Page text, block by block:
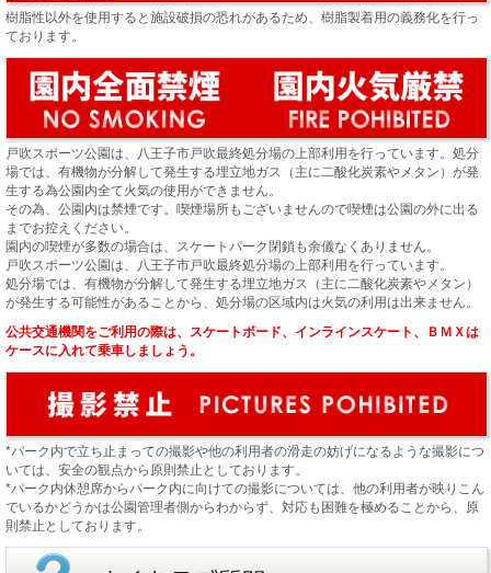
樹脂性以外を使用すると施設破損の恐れがあるため、樹脂製着用の義務化を行っ
ております。
戸吹スポーツ公園は、八王子市戸吹最終処分場の上部利用を行っています。処分
場では、有機物が分解して発生する埋立地ガス（主に二酸化炭素やメタン）が発
生する為公園内全て火気の使用ができません。
その為、公園内は禁煙です。喫煙場所もございませんので喫煙は公園の外に出る
までお控えください。
園内の喫煙が多数の場合は、スケートパーク閉鎖も余儀なくありません。
戸吹スポーツ公園は、八王子市戸吹最終処分場の上部利用を行っています。
処分場では、有機物が分解して発生する埋立地ガス（主に二酸化炭素やメタン）
が発生する可能性があることから、処分場の区域内は火気の利用は出来ません。
公共交通機関をご利用の際は、スケートボード、インラインスケート、ＢＭＸは
ケースに入れて乗車しましょう。
*パーク内で立ち止まっての撮影や他の利用者の滑走の妨げになるような撮影につ
いては、安全の観点から原則禁止としております。
*パーク内休憩席からパーク内に向けての撮影については、他の利用者が映りこん
でいるかどうかは公園管理者側からわからず、対応も困難を極めることから、原
則禁止としております。